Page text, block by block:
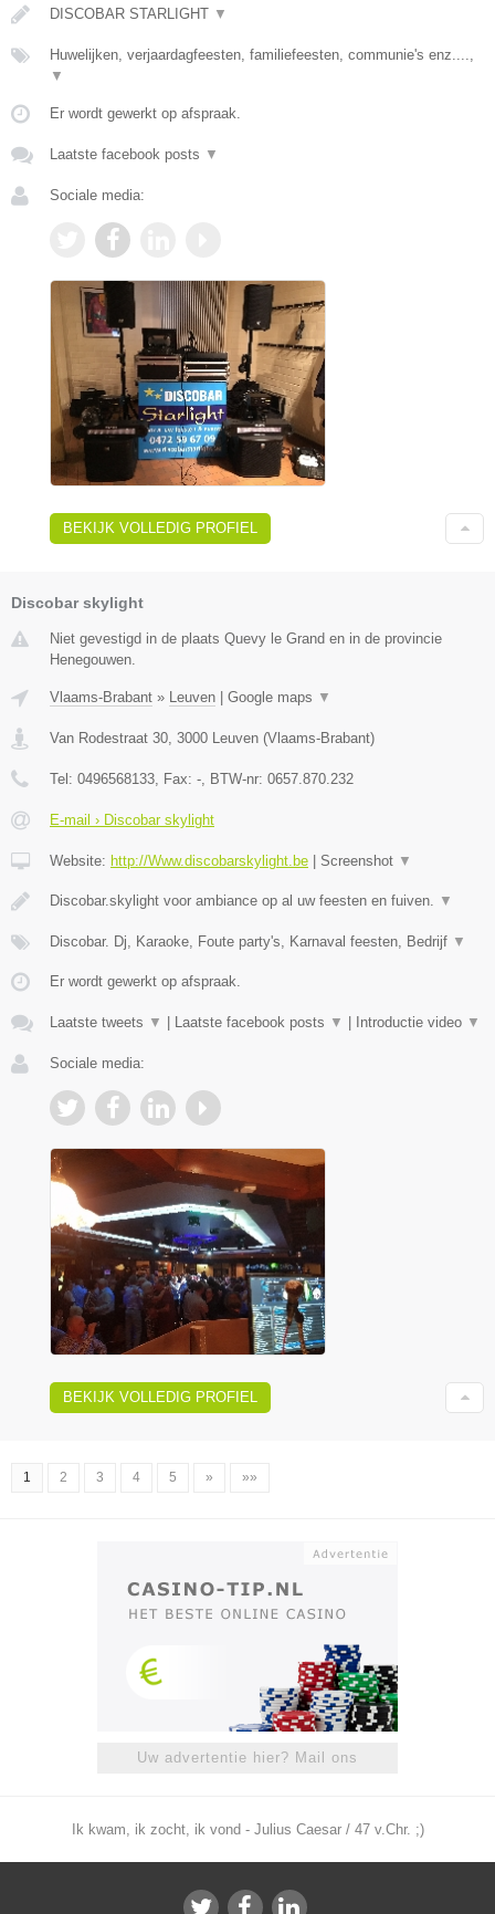
DISCOBAR STARLIGHT ▼
Huwelijken, verjaardagfeesten, familiefeesten, communie's enz....,
▼
Er wordt gewerkt op afspraak.
Laatste facebook posts ▼
Sociale media:
BEKIJK VOLLEDIG PROFIEL
Discobar skylight
Niet gevestigd in de plaats Quevy le Grand en in de provincie
Henegouwen.
Vlaams-Brabant » Leuven Google maps ▼
Van Rodestraat 30, 3000 Leuven (Vlaams-Brabant)
Tel: 0496568133, Fax: -, BTW-nr: 0657.870.232
E-mail › Discobar skylight
Website: http://Www.discobarskylight.be Screenshot ▼
Discobar.skylight voor ambiance op al uw feesten en fuiven. ▼
Discobar. Dj, Karaoke, Foute party's, Karnaval feesten, Bedrijf ▼
Er wordt gewerkt op afspraak.
Laatste tweets ▼ Laatste facebook posts ▼ Introductie video ▼
Sociale media:
BEKIJK VOLLEDIG PROFIEL
1 2 3 4 5 » »»
Uw advertentie hier? Mail ons
Ik kwam, ik zocht, ik vond - Julius Caesar / 47 v.Chr. ;)